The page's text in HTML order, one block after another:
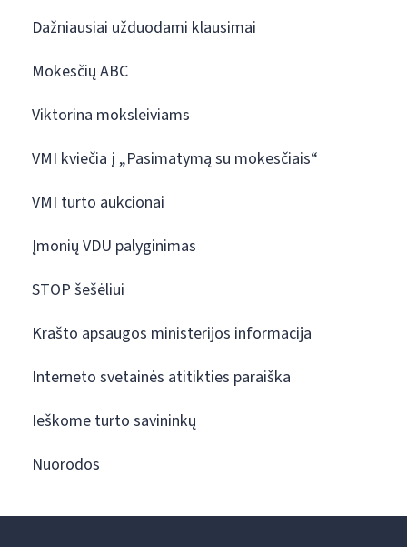
Dažniausiai užduodami klausimai
Mokesčių ABC
Viktorina moksleiviams
VMI kviečia į „Pasimatymą su mokesčiais“
VMI turto aukcionai
Įmonių VDU palyginimas
STOP šešėliui
Krašto apsaugos ministerijos informacija
Interneto svetainės atitikties paraiška
Ieškome turto savininkų
Nuorodos